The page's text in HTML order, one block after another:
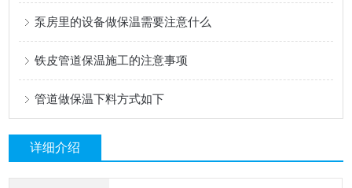
泵房里的设备做保温需要注意什么
铁皮管道保温施工的注意事项
管道做保温下料方式如下
详细介绍